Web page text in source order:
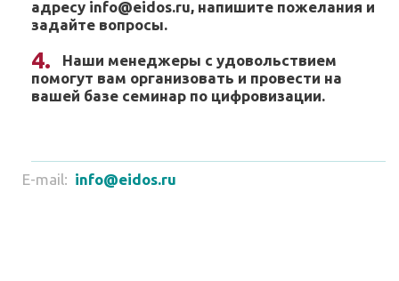
адресу info@eidos.ru, напишите пожелания и
задайте вопросы.
Наши менеджеры с удовольствием
помогут вам организовать и провести на
вашей базе семинар по цифровизации.
E-mail: info@eidos.ru